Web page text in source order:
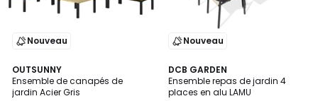
Nouveau
OUTSUNNY
Ensemble de canapés de
jardin Acier Gris
Nouveau
DCB GARDEN
Ensemble repas de jardin 4
places en alu LAMU